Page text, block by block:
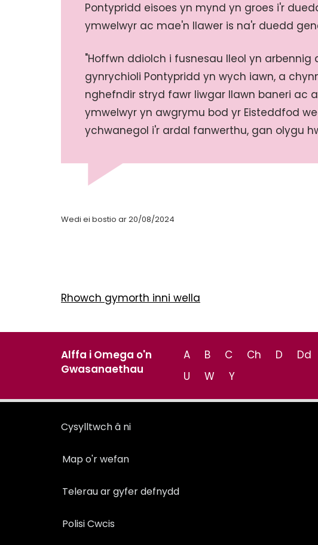
Pontypridd eisoes yn mynd yn groes i'r
ymwelwyr ac mae'n llawer is na'r duedd
"Hoffwn ddiolch i fusnesau lleol yn
gynrychioli Pontypridd yn wych iawn, a
nghefndir stryd fawr liwgar llawn baneri ac
ymwelwyr yn awgrymu bod yr Eisteddfod
ychwanegol i'r ardal fanwerthu, gan olygu
Wedi ei bostio ar 20/08/2024
Rhowch gymorth inni wella
Alffa i Omega o'n
Gwasanaethau
A B C Ch D Dd
U
W Y
Cysylltwch â ni
Map o'r wefan
Telerau ar gyfer defnydd
Polisi Cwcis